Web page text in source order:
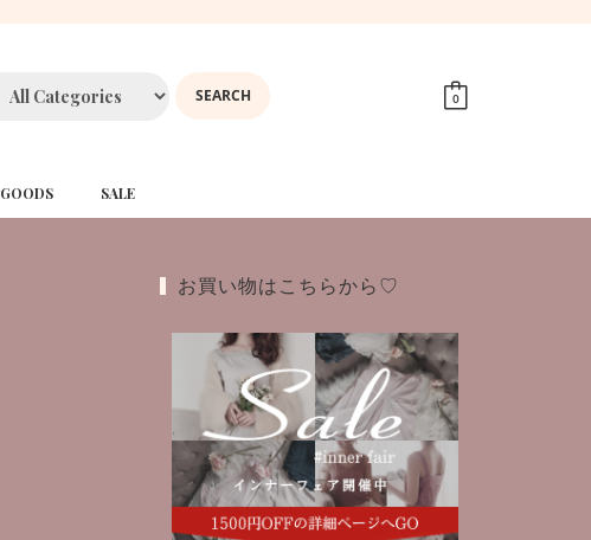
0
GOODS SALE
お買い物はこちらから♡